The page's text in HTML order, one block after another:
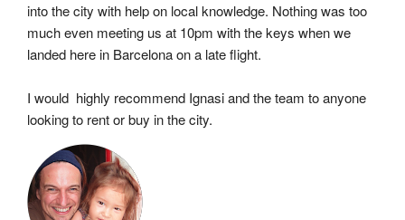
into the city with help on local knowledge. Nothing was too
much even meeting us at 10pm with the keys when we
landed here in Barcelona on a late flight.
I would  highly recommend Ignasi and the team to anyone
looking to rent or buy in the city.